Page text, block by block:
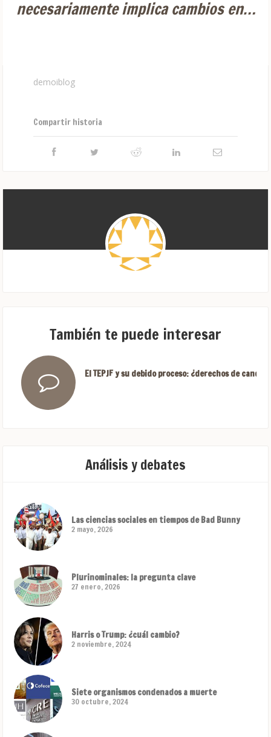
necesariamente implica cambios en…
demoiblog
Compartir historia
También te puede interesar
El TEPJF y su debido proceso: ¿derechos de
Análisis y debates
Las ciencias sociales en tiempos de Bad Bunny
2 mayo, 2026
Plurinominales: la pregunta clave
27 enero, 2026
Harris o Trump: ¿cuál cambio?
2 noviembre, 2024
Siete organismos condenados a muerte
30 octubre, 2024